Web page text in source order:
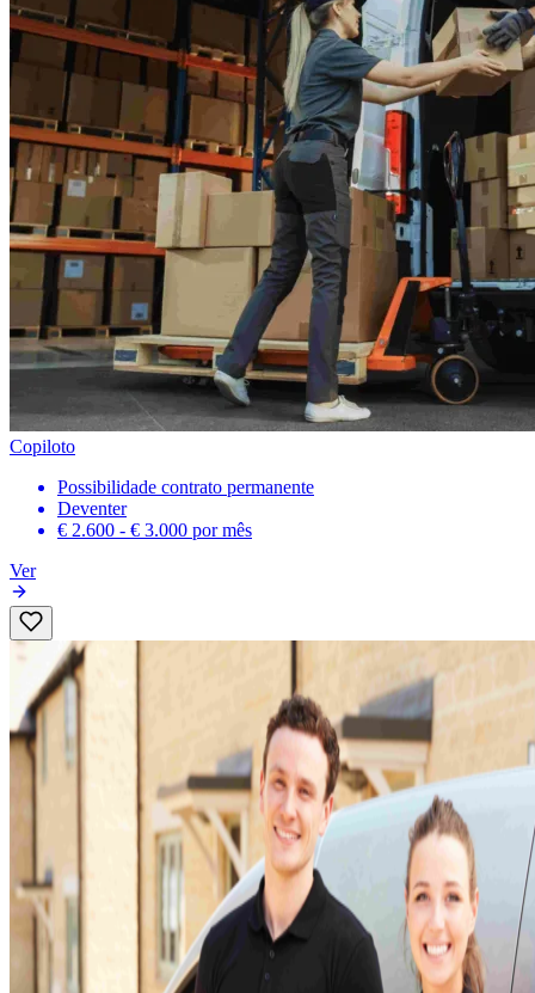
Copiloto
Possibilidade contrato permanente
Deventer
€ 2.600 - € 3.000 por mês
Ver